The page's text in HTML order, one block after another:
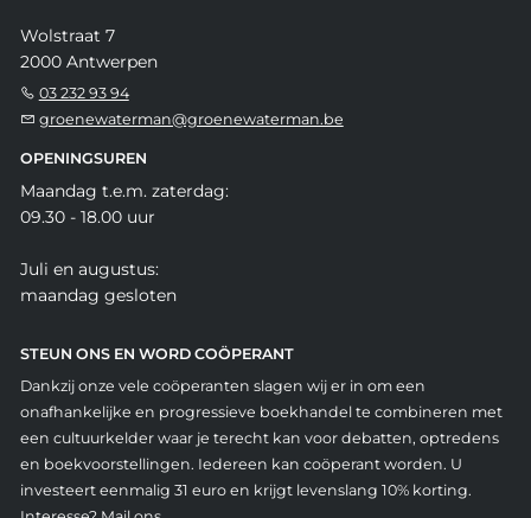
Wolstraat 7
2000 Antwerpen
03 232 93 94
groenewaterman@groenewaterman.be
OPENINGSUREN
Maandag t.e.m. zaterdag:
09.30 - 18.00 uur
Juli en augustus:
maandag gesloten
STEUN ONS EN WORD COÖPERANT
Dankzij onze vele coöperanten slagen wij er in om een
onafhankelijke en progressieve boekhandel te combineren met
een cultuurkelder waar je terecht kan voor debatten, optredens
en boekvoorstellingen. Iedereen kan coöperant worden. U
investeert eenmalig 31 euro en krijgt levenslang 10% korting.